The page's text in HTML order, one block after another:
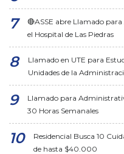
🔴ASSE abre Llamado
el Hospital de Las Piedras
Llamado en UTE para
Unidades de la
Llamado para
30 Horas Semanales
Residencial Busca 10
de hasta $40.000